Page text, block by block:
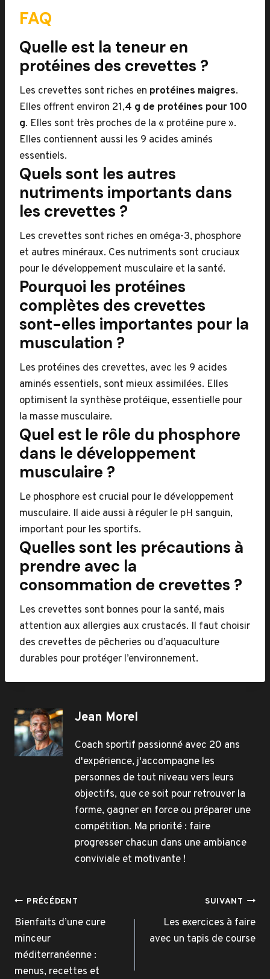
FAQ
Quelle est la teneur en
protéines des crevettes ?
Les crevettes sont riches en protéines maigres.
Elles offrent environ 21,4 g de protéines pour 100
g. Elles sont très proches de la « protéine pure ».
Elles contiennent aussi les 9 acides aminés
essentiels.
Quels sont les autres
nutriments importants dans
les crevettes ?
Les crevettes sont riches en oméga-3, phosphore
et autres minéraux. Ces nutriments sont cruciaux
pour le développement musculaire et la santé.
Pourquoi les protéines
complètes des crevettes
sont-elles importantes pour la
musculation ?
Les protéines des crevettes, avec les 9 acides
aminés essentiels, sont mieux assimilées. Elles
optimisent la synthèse protéique, essentielle pour
la masse musculaire.
Quel est le rôle du phosphore
dans le développement
musculaire ?
Le phosphore est crucial pour le développement
musculaire. Il aide aussi à réguler le pH sanguin,
important pour les sportifs.
Quelles sont les précautions à
prendre avec la
consommation de crevettes ?
Les crevettes sont bonnes pour la santé, mais
attention aux allergies aux crustacés. Il faut choisir
des crevettes de pêcheries ou d’aquaculture
durables pour protéger l’environnement.
Jean Morel
Coach sportif passionné avec 20 ans
d'expérience, j'accompagne les
personnes de tout niveau vers leurs
objectifs, que ce soit pour retrouver la
forme, gagner en force ou préparer une
compétition. Ma priorité : faire
progresser chacun dans une ambiance
conviviale et motivante !
Navigation
de
l’article
PRÉCÉDENT
Bienfaits d’une cure
minceur
méditerranéenne :
menus, recettes et
SUIVANT
Les exercices à faire
avec un tapis de course